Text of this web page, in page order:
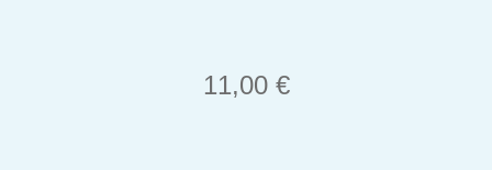
11,00 €